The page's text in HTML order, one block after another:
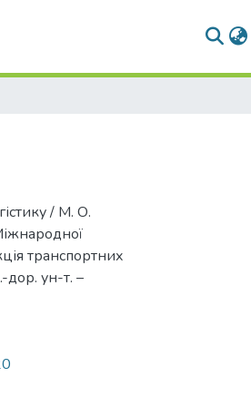
/ М. О.
транспортних
дор. ун-т. –